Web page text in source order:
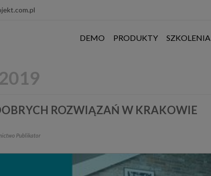
DEMO PRODUKTY SZKOLENIA
ROZWIĄZAŃ W KRAKOWIE
Publikator